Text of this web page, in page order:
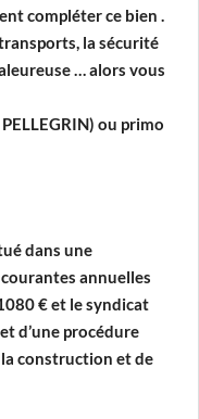
compléter ce bien .
la sécurité
… alors vous
ou primo
dans une
annuelles
€ et le syndicat
d’une procédure
la construction et de